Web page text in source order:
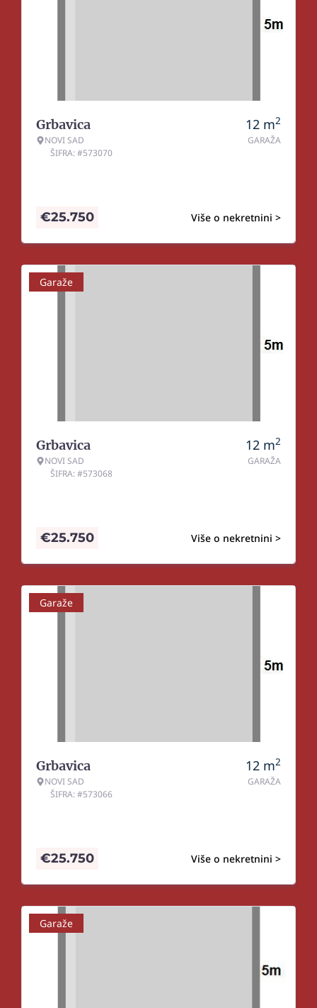
Grbavica
NOVI SAD
ŠIFRA: #573070
12 m2
GARAŽA
Više o nekretnini >
€25.750
Garaže
Grbavica
NOVI SAD
ŠIFRA: #573068
12 m2
GARAŽA
Više o nekretnini >
€25.750
Garaže
Grbavica
NOVI SAD
ŠIFRA: #573066
12 m2
GARAŽA
Više o nekretnini >
€25.750
Garaže